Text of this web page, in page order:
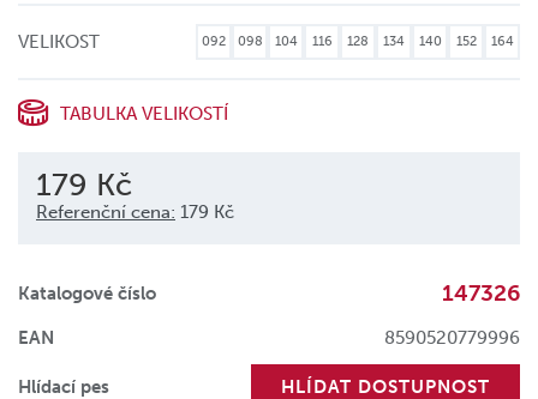
VELIKOST 092 098 104 116 128 134 140 152 164
TABULKA VELIKOSTÍ
179 Kč
Referenční cena: 179 Kč
Katalogové číslo 147326
EAN 8590520779996
Hlídací pes HLÍDAT DOSTUPNOST